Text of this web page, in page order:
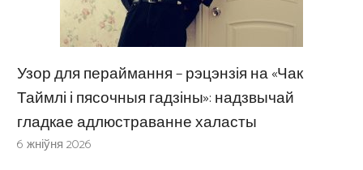
Узор для пераймання – рэцэнзія на «Чак
Таймлі і пясочныя гадзіны»: надзвычай
гладкае адлюстраванне халасты
6 жніўня 2026